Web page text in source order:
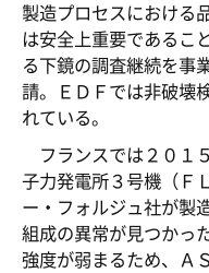
製造プロセスにおける
は安全上重要であるこ
る下鏡の調査継続を事
請。ＥＤＦでは非破壊
れている。
フランスでは２０１
子力発電所３号機（Ｆ
ー・フォルジュ社が製
組成の異常が見つかっ
強度が弱まるため、Ａ